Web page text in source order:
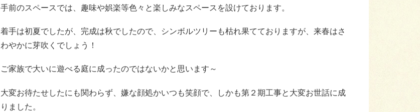
手前のスペースでは、趣味や娯楽等色々と楽しみなスペースを設けております。
着手は初夏でしたが、完成は秋でしたので、シンボルツリーも枯れ果てておりますが、来春はさ
わやかに芽吹くでしょう！
ご家族で大いに遊べる庭に成ったのではないかと思います～
大変お待たせしたにも関わらず、嫌な顔処かいつも笑顔で、しかも第２期工事と大変お世話に成
りました。